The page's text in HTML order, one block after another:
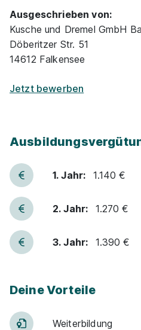
Ausgeschrieben von:
Kusche und Dremel GmbH
Döberitzer Str. 51
14612 Falkensee
Jetzt bewerben
1. Jahr: 1.140 €
2. Jahr: 1.270 €
3. Jahr: 1.390 €
Deine Vorteile
Weiter­bildung